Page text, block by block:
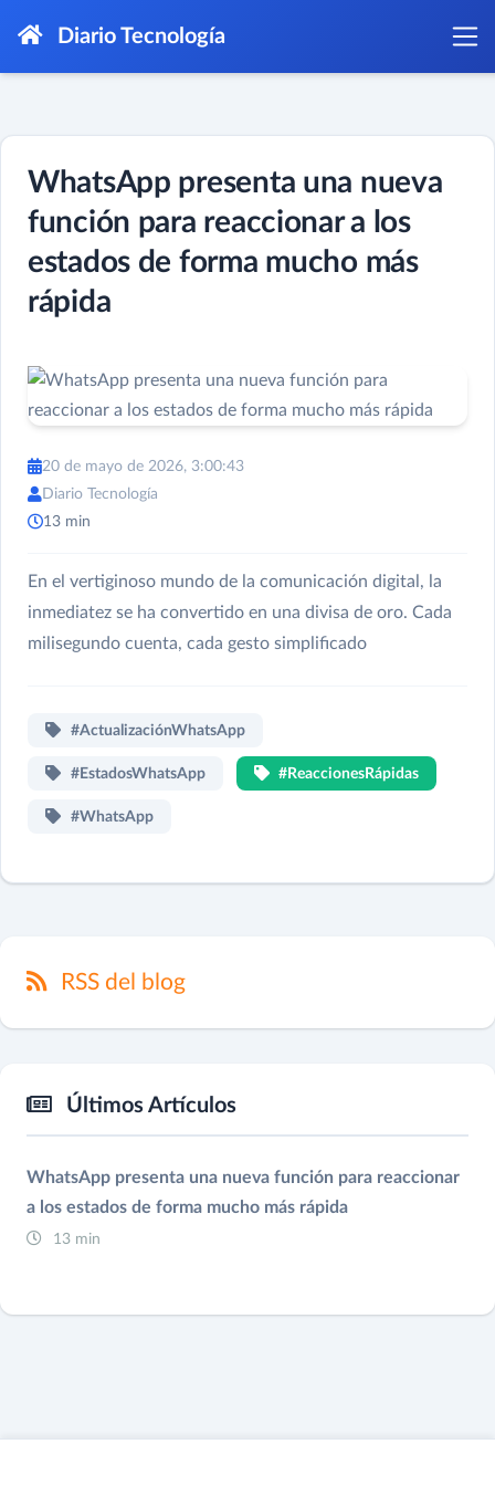
Diario Tecnología
WhatsApp presenta una nueva
función para reaccionar a los
estados de forma mucho más
rápida
20 de mayo de 2026, 3:00:43
Diario Tecnología
13 min
En el vertiginoso mundo de la comunicación digital, la
inmediatez se ha convertido en una divisa de oro. Cada
milisegundo cuenta, cada gesto simplificado
#ActualizaciónWhatsApp
#EstadosWhatsApp #ReaccionesRápidas
#WhatsApp
RSS del blog
Últimos Artículos
WhatsApp presenta una nueva función para reaccionar
a los estados de forma mucho más rápida
13 min